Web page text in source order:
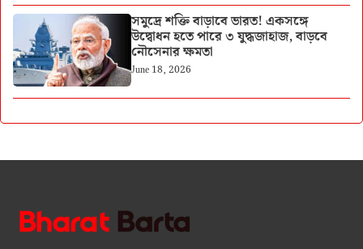
সমুদ্রে শক্তি বাড়াবে ভারত! একসঙ্গে
উদ্বোধন হতে পারে ৩ যুদ্ধজাহাজ, বাড়বে
নৌসেনার ক্ষমতা
June 18, 2026